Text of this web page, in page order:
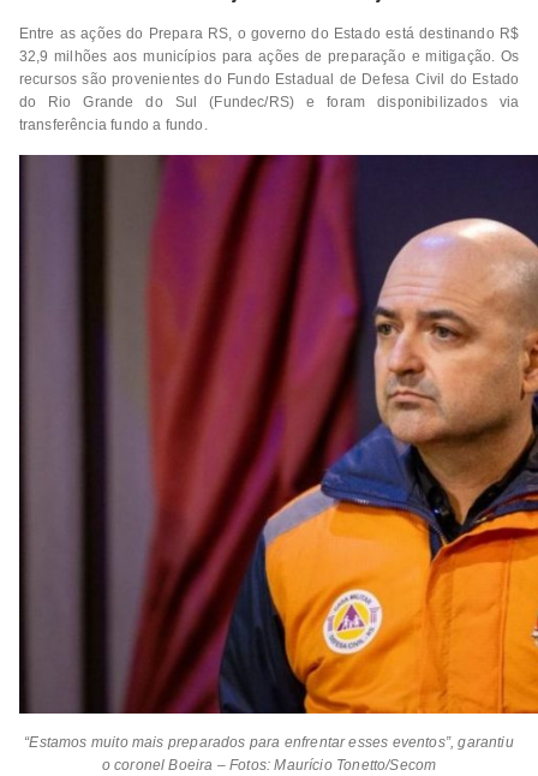
Entre as ações do Prepara RS, o governo do Estado está destinando R$
32,9 milhões aos municípios para ações de preparação e mitigação. Os
recursos são provenientes do Fundo Estadual de Defesa Civil do Estado
do Rio Grande do Sul (Fundec/RS) e foram disponibilizados via
transferência fundo a fundo.
“Estamos muito mais preparados para enfrentar esses eventos”, garantiu
o coronel Boeira – Fotos: Maurício Tonetto/Secom